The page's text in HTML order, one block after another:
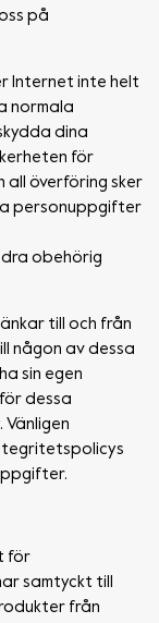
på
Internet inte helt
normala
dina
för
all överföring sker
personuppgifter
obehörig
till och från
någon av dessa
sin egen
dessa
för
samtyckt till
från